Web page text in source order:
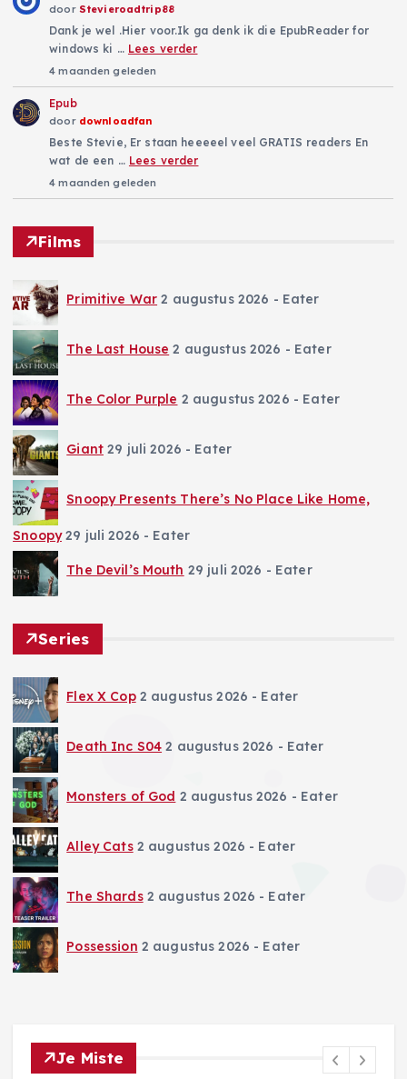
door Stevieroadtrip88
Dank je wel .Hier voor.Ik ga denk ik die EpubReader for
windows ki … Lees verder
4 maanden geleden
Epub
door downloadfan
Beste Stevie, Er staan heeeeel veel GRATIS readers En
wat de een … Lees verder
4 maanden geleden
Films
Primitive War 2 augustus 2026 - Eater
The Last House 2 augustus 2026 - Eater
The Color Purple 2 augustus 2026 - Eater
Giant 29 juli 2026 - Eater
Snoopy Presents There’s No Place Like Home,
Snoopy 29 juli 2026 - Eater
The Devil’s Mouth 29 juli 2026 - Eater
Series
Flex X Cop 2 augustus 2026 - Eater
Death Inc S04 2 augustus 2026 - Eater
Monsters of God 2 augustus 2026 - Eater
Alley Cats 2 augustus 2026 - Eater
The Shards 2 augustus 2026 - Eater
Possession 2 augustus 2026 - Eater
Je Miste